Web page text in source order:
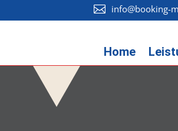
 info@booking-
Home